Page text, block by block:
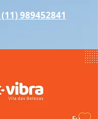
(11) 989452841